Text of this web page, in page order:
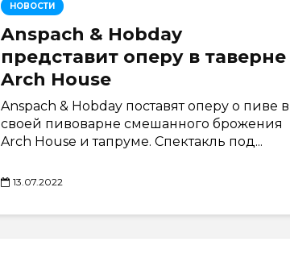
НОВОСТИ
Anspach & Hobday
представит оперу в таверне
Arch House
Anspach & Hobday поставят оперу о пиве в
своей пивоварне смешанного брожения
Arch House и тапруме. Спектакль под...
13.07.2022